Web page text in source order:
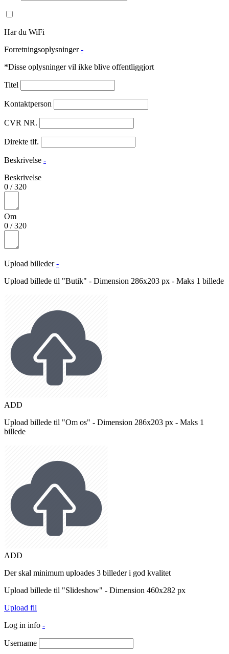
Har du WiFi
Forretningsoplysninger -
*Disse oplysninger vil ikke blive offentliggjort
Titel
Kontaktperson
CVR NR.
Direkte tlf.
Beskrivelse -
Beskrivelse
0 /320
Om
0 /320
Upload billeder -
Upload billede til "Butik" - Dimension 286x203 px - Maks 1 billede
ADD
Upload billede til "Om os" - Dimension 286x203 px - Maks 1
billede
ADD
Der skal minimum uploades 3 billeder i god kvalitet
Upload billede til "Slideshow" - Dimension 460x282 px
Upload fil
Log in info -
Username